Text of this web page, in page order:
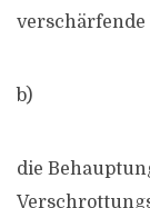
b)
die